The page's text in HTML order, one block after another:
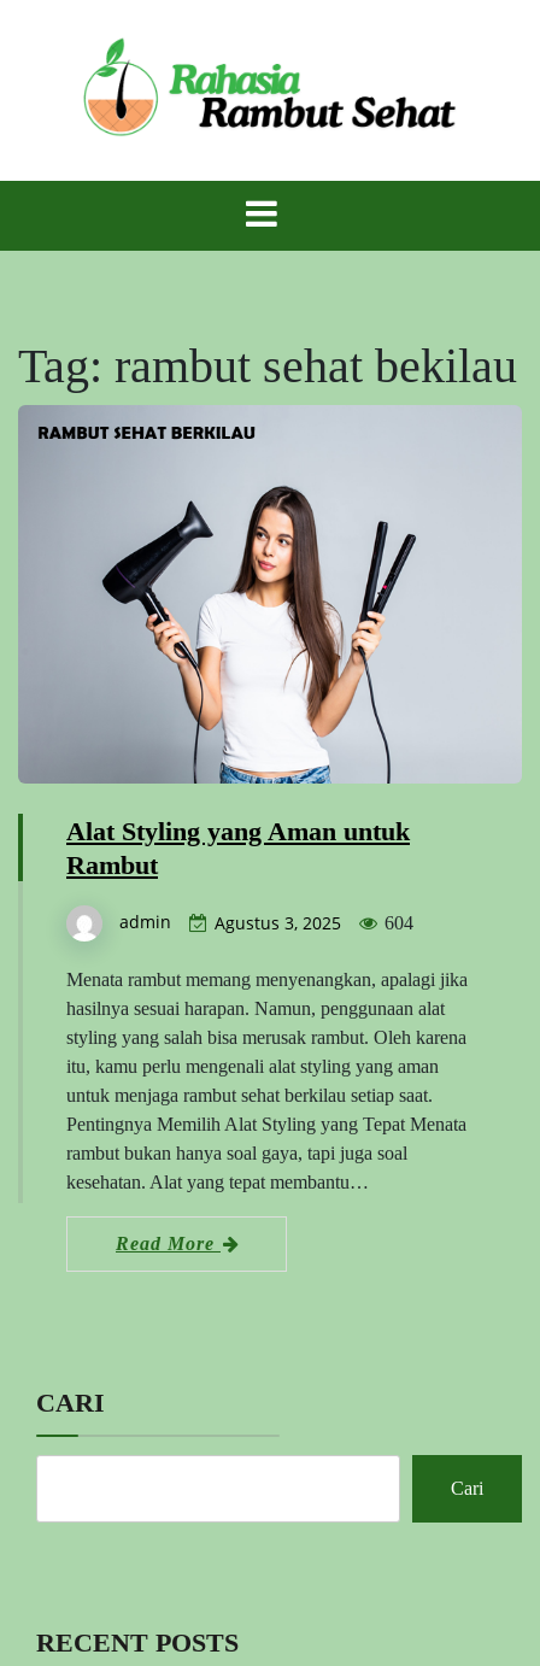
Rambut Sehat
Indah Alami!
Tag: rambut sehat bekilau
Alat Styling yang Aman untuk
Rambut
admin Agustus 3, 2025 604
Menata rambut memang menyenangkan, apalagi jika
hasilnya sesuai harapan. Namun, penggunaan alat
styling yang salah bisa merusak rambut. Oleh karena
itu, kamu perlu mengenali alat styling yang aman
untuk menjaga rambut sehat berkilau setiap saat.
Pentingnya Memilih Alat Styling yang Tepat Menata
rambut bukan hanya soal gaya, tapi juga soal
kesehatan. Alat yang tepat membantu…
Read More
CARI
Cari
RECENT POSTS